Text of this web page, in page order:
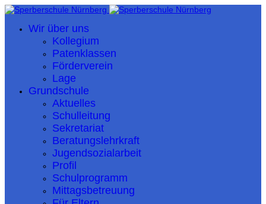
Wir über uns
Kollegium
Patenklassen
Förderverein
Lage
Grundschule
Aktuelles
Schulleitung
Sekretariat
Beratungslehrkraft
Jugendsozialarbeit
Profil
Schulprogramm
Mittagsbetreuung